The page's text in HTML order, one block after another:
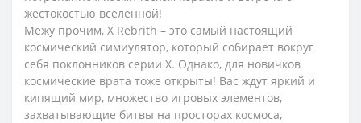
жестокостью вселенной!
Межу прочим, X Rebrith – это самый настоящий
космический симиулятор, который собирает вокруг
себя поклонников серии X. Однако, для новичков
космические врата тоже открыты! Вас ждут яркий и
кипящий мир, множество игровых элементов,
захватывающие битвы на просторах космоса,